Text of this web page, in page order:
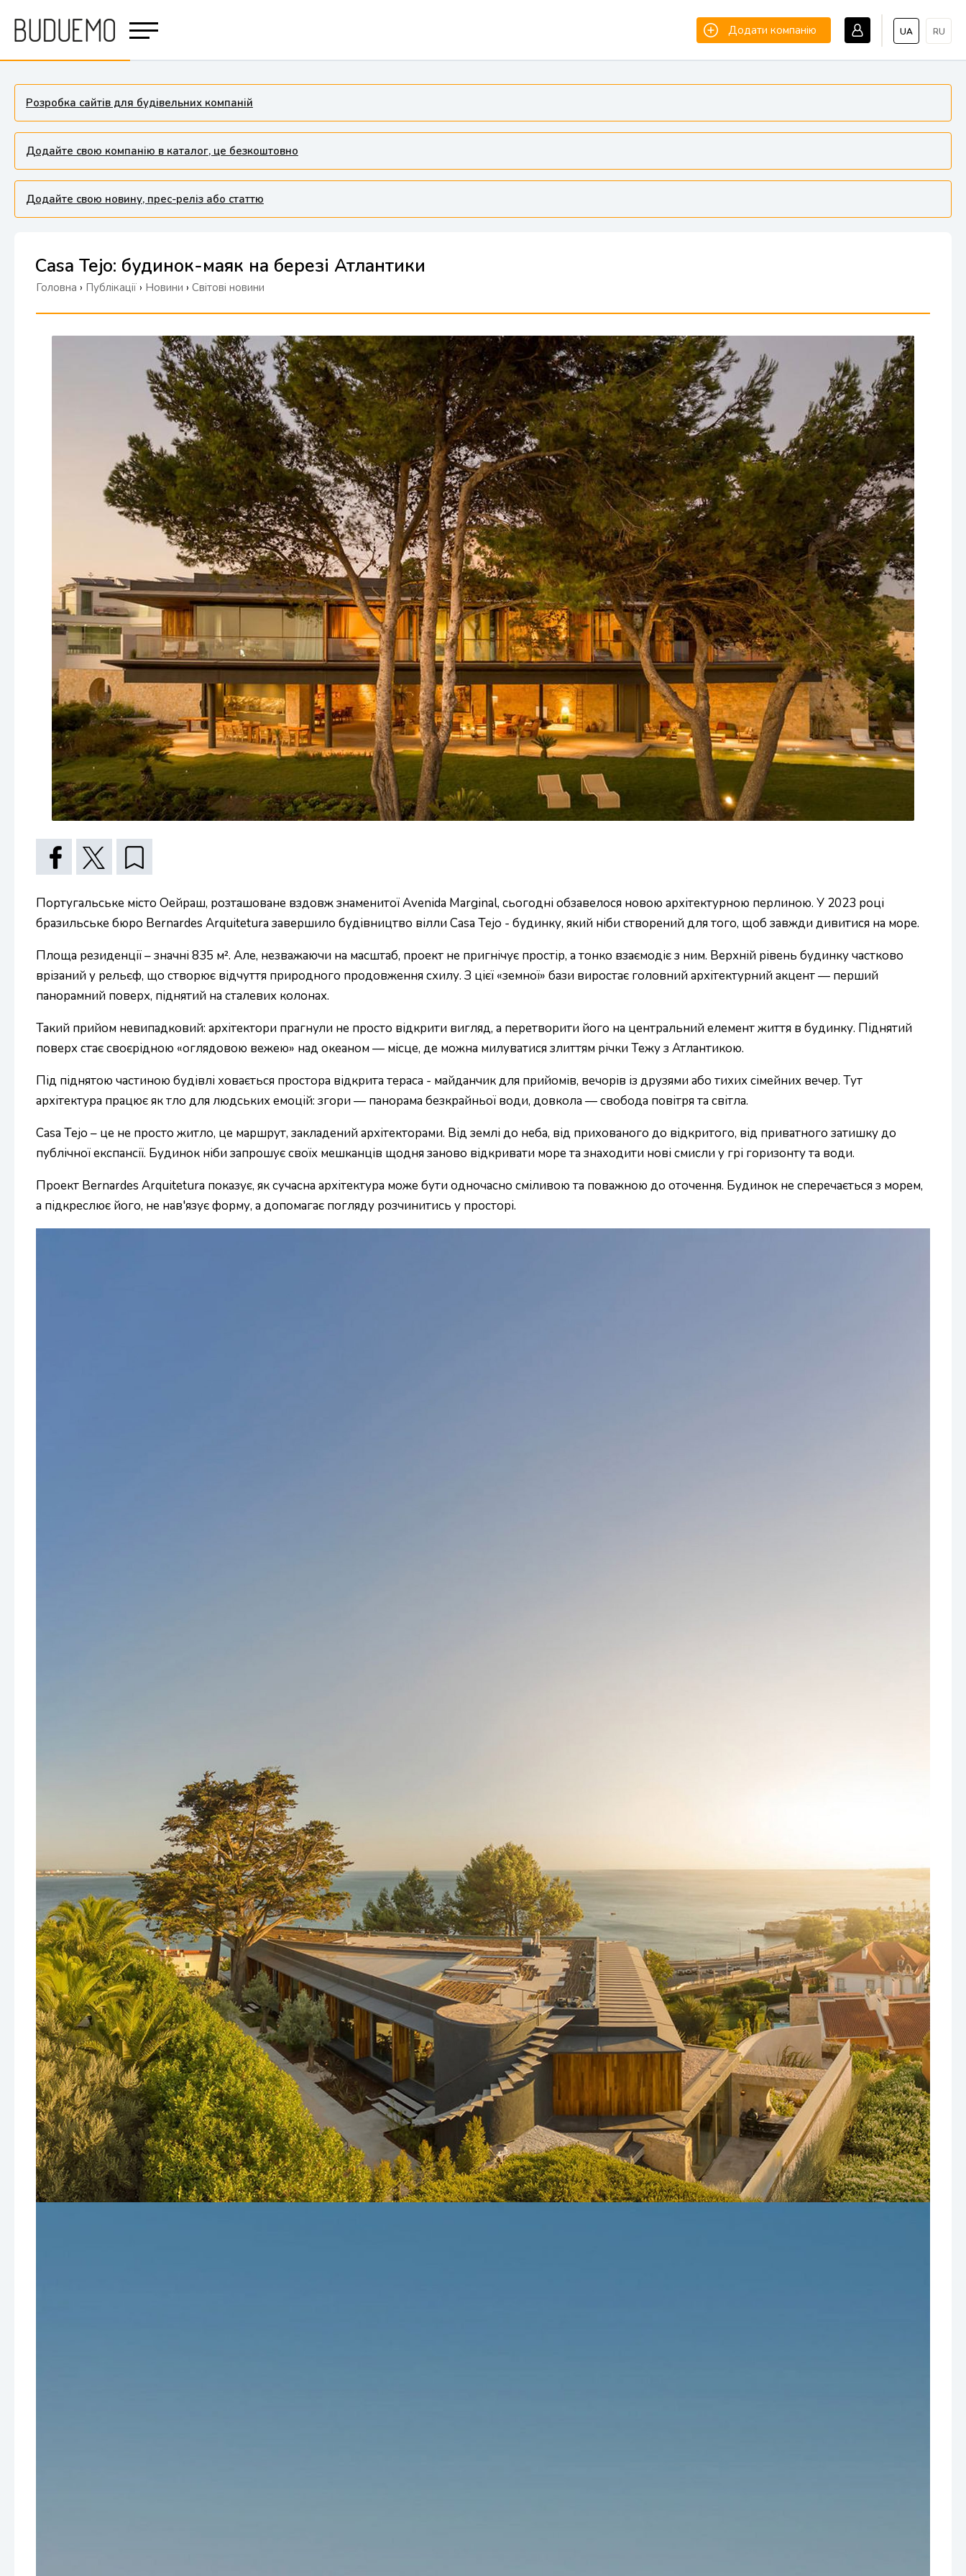
UA RU
Додати компанію
Розробка сайтів для будівельних компаній
Додайте свою компанію в каталог, це безкоштовно
Додайте свою новину, прес-реліз або статтю
Casa Tejo: будинок-маяк на березі Атлантики
Головна › Публікації › Новини › Світові новини
Португальське місто Оейраш, розташоване вздовж знаменитої Avenida Marginal, сьогодні обзавелося новою архітектурною перлиною. У 2023 році
бразильське бюро Bernardes Arquitetura завершило будівництво вілли Casa Tejo - будинку, який ніби створений для того, щоб завжди дивитися на море.
Площа резиденції – значні 835 м². Але, незважаючи на масштаб, проект не пригнічує простір, а тонко взаємодіє з ним. Верхній рівень будинку частково
врізаний у рельєф, що створює відчуття природного продовження схилу. З цієї «земної» бази виростає головний архітектурний акцент — перший
панорамний поверх, піднятий на сталевих колонах.
Такий прийом невипадковий: архітектори прагнули не просто відкрити вигляд, а перетворити його на центральний елемент життя в будинку. Піднятий
поверх стає своєрідною «оглядовою вежею» над океаном — місце, де можна милуватися злиттям річки Тежу з Атлантикою.
Під піднятою частиною будівлі ховається простора відкрита тераса - майданчик для прийомів, вечорів із друзями або тихих сімейних вечер. Тут
архітектура працює як тло для людських емоцій: згори — панорама безкрайньої води, довкола — свобода повітря та світла.
Casa Tejo – це не просто житло, це маршрут, закладений архітекторами. Від землі до неба, від прихованого до відкритого, від приватного затишку до
публічної експансії. Будинок ніби запрошує своїх мешканців щодня заново відкривати море та знаходити нові смисли у грі горизонту та води.
Проект Bernardes Arquitetura показує, як сучасна архітектура може бути одночасно сміливою та поважною до оточення. Будинок не сперечається з морем,
а підкреслює його, не нав'язує форму, а допомагає погляду розчинитись у просторі.